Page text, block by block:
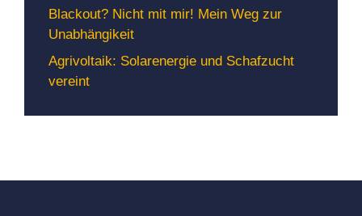
Blackout? Nicht mit mir! Mein Weg zur
Unabhängikeit
Agrivoltaik: Solarenergie und Schafzucht
vereint